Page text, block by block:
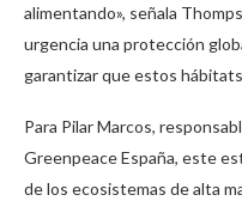
alimentando», señala
urgencia una protección
garantizar que estos
Para Pilar Marcos,
Greenpeace España, este
de los ecosistemas de alta